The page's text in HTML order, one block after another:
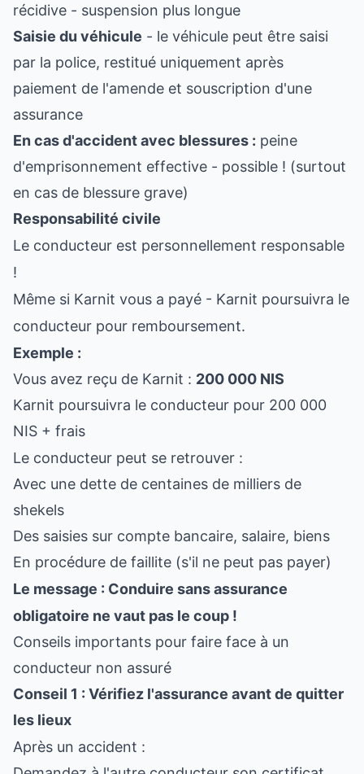
récidive - suspension plus longue
Saisie du véhicule - le véhicule peut être saisi
par la police, restitué uniquement après
paiement de l'amende et souscription d'une
assurance
En cas d'accident avec blessures : peine
d'emprisonnement effective - possible ! (surtout
en cas de blessure grave)
Responsabilité civile
Le conducteur est personnellement responsable
!
Même si Karnit vous a payé - Karnit poursuivra le
conducteur pour remboursement.
Exemple :
Vous avez reçu de Karnit : 200 000 NIS
Karnit poursuivra le conducteur pour 200 000
NIS + frais
Le conducteur peut se retrouver :
Avec une dette de centaines de milliers de
shekels
Des saisies sur compte bancaire, salaire, biens
En procédure de faillite (s'il ne peut pas payer)
Le message : Conduire sans assurance
obligatoire ne vaut pas le coup !
Conseils importants pour faire face à un
conducteur non assuré
Conseil 1 : Vérifiez l'assurance avant de quitter
les lieux
Après un accident :